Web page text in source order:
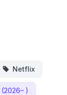
Netflix
)